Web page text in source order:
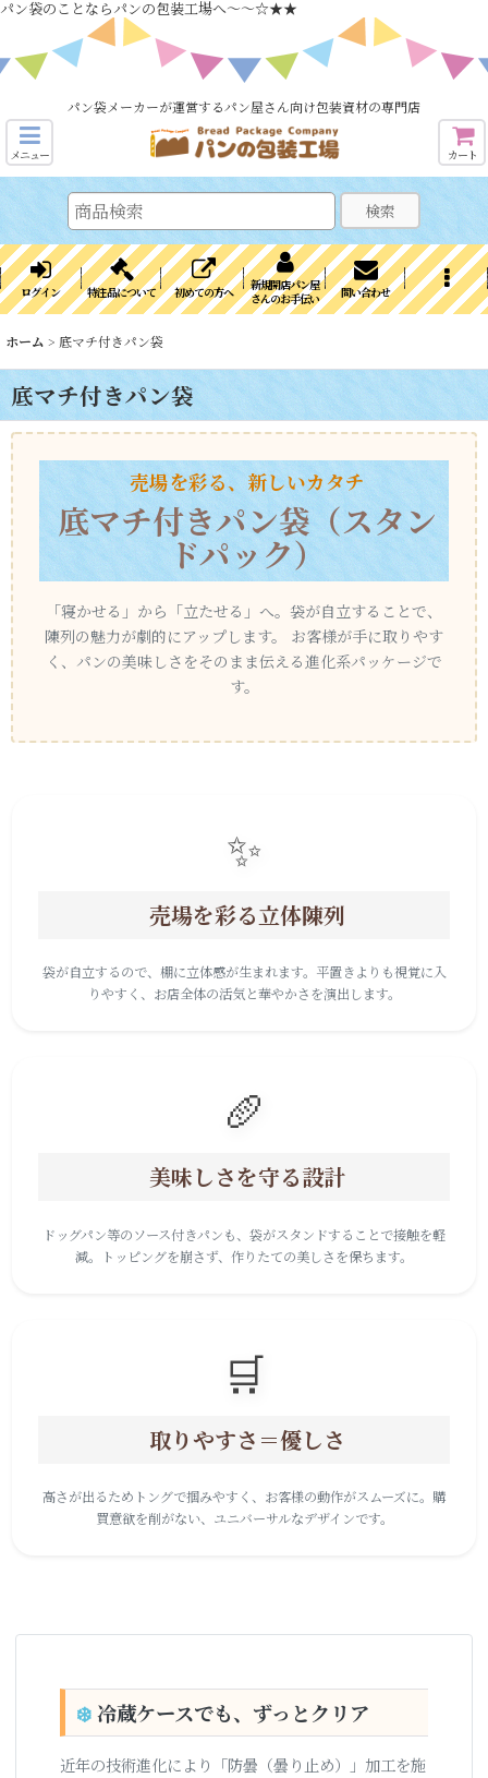
パン袋のことならパンの包装工場へ～～☆★★
パン袋メーカーが運営するパン屋さん向け包装資材の専門店
メニュー カート
検索
ログイン 特注品について 初めての方へ
新規開店パン屋
さんのお手伝い
問い合わせ
ホーム > 底マチ付きパン袋
底マチ付きパン袋
売場を彩る、新しいカタチ
底マチ付きパン袋（スタン
ドパック）
「寝かせる」から「立たせる」へ。袋が自立することで、
陳列の魅力が劇的にアップします。
お客様が手に取りやす
く、パンの美味しさをそのまま伝える進化系パッケージで
す。
✨
売場を彩る立体陳列
袋が自立するので、棚に立体感が生まれます。平置きよりも視覚に入
りやすく、お店全体の活気と華やかさを演出します。
🥖
美味しさを守る設計
ドッグパン等のソース付きパンも、袋がスタンドすることで接触を軽
減。トッピングを崩さず、作りたての美しさを保ちます。
🛒
取りやすさ＝優しさ
高さが出るためトングで掴みやすく、お客様の動作がスムーズに。購
買意欲を削がない、ユニバーサルなデザインです。
❄️冷蔵ケースでも、ずっとクリア
近年の技術進化により「防曇（曇り止め）」加工を施